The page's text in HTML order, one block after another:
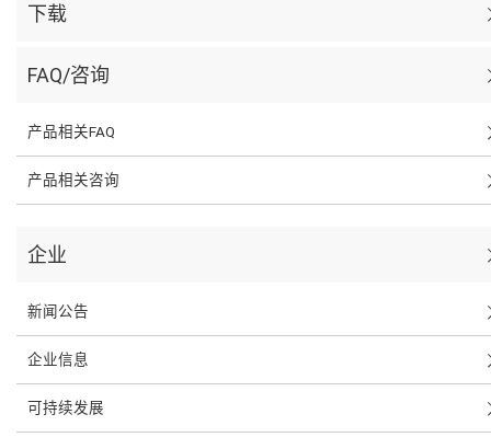
下载
FAQ/咨询
产品相关FAQ
产品相关咨询
企业
新闻公告
企业信息
可持续发展